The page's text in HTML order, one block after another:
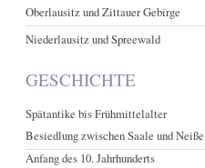
Oberlausitz und Zittauer Gebirge
Niederlausitz und Spreewald
GESCHICHTE
Spätantike bis Frühmittelalter
Besiedlung zwischen Saale und Neiße
Anfang des 10. Jahrhunderts